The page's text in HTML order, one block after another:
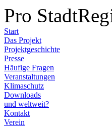
Pro
Start
Das Projekt
Projektgeschichte
Presse
Häufige Fragen
Veranstaltungen
Klimaschutz
Downloads
und weltweit?
Kontakt
Verein